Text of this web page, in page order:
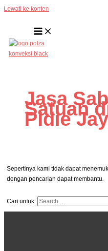
Lewati ke konten
Jasa
Satuan
Pidie
Sepertinya kami tidak dapat
dengan pencarian dapat membantu.
Cari untuk: